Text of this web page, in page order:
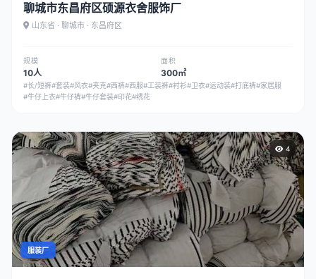
聊城市东昌府区硕源衣舍服饰厂
山东省 · 聊城市 · 东昌府区
规模
10人
面积
300㎡
#长/短裤#套装#风衣#夹克#西裤#西服#工装裤#衬衫#卫衣#运动装#打底裤#家居服
#牛仔上衣#牛仔裤#牛仔套装#印花#绣花
4
服装厂